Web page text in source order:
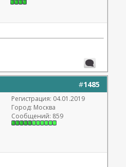
#1485
Регистрация: 04.01.2019
Город: Москва
Сообщений: 859